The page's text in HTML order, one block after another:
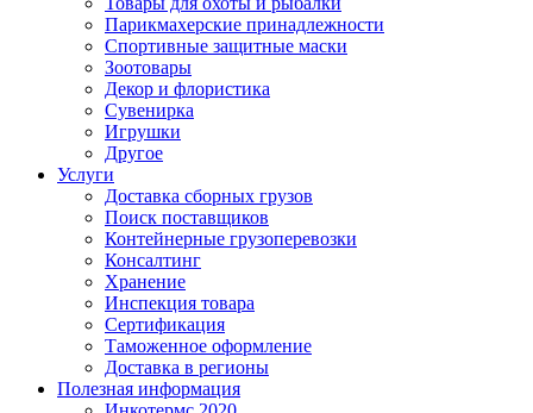
Парикмахерские принадлежности
Спортивные защитные маски
Зоотовары
Декор и флористика
Сувенирка
Игрушки
Другое
Услуги
Доставка сборных грузов
Поиск поставщиков
Контейнерные грузоперевозки
Консалтинг
Хранение
Инспекция товара
Сертификация
Таможенное оформление
Доставка в регионы
Полезная информация